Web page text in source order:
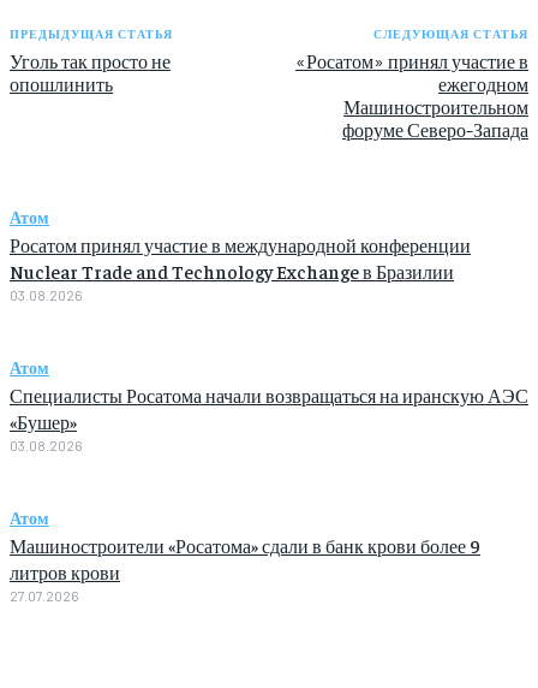
ПРЕДЫДУЩАЯ СТАТЬЯ
Уголь так просто не
опошлинить
СЛЕДУЮЩАЯ СТАТЬЯ
«Росатом» принял участие в
ежегодном
Машиностроительном
форуме Северо-Запада
Атом
Росатом принял участие в международной конференции
Nuclear Trade and Technology Exchange в Бразилии
03.08.2026
Атом
Специалисты Росатома начали возвращаться на иранскую АЭС
«Бушер»
03.08.2026
Атом
Машиностроители «Росатома» сдали в банк крови более 9
литров крови
27.07.2026